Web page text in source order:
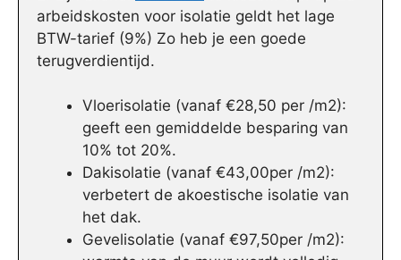
arbeidskosten voor isolatie geldt het lage
BTW-tarief (9%) Zo heb je een goede
terugverdientijd.
Vloerisolatie (vanaf €28,50 per /m2):
geeft een gemiddelde besparing van
10% tot 20%.
Dakisolatie (vanaf €43,00per /m2):
verbetert de akoestische isolatie van
het dak.
Gevelisolatie (vanaf €97,50per /m2):